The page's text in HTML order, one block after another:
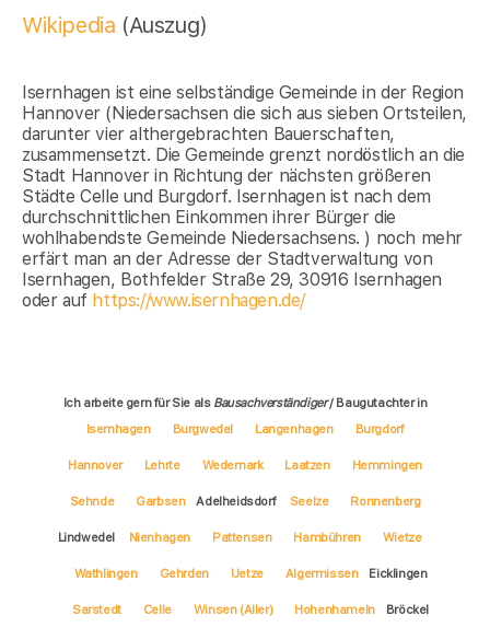
Wikipedia (Auszug)
Isernhagen ist eine selbständige Gemeinde in der Region
Hannover (Niedersachsen die sich aus sieben Ortsteilen,
darunter vier althergebrachten Bauerschaften,
zusammensetzt. Die Gemeinde grenzt nordöstlich an die
Stadt Hannover in Richtung der nächsten größeren
Städte Celle und Burgdorf. Isernhagen ist nach dem
durchschnittlichen Einkommen ihrer Bürger die
wohlhabendste Gemeinde Niedersachsens. ) noch mehr
erfärt man an der Adresse der Stadtverwaltung von
Isernhagen, Bothfelder Straße 29, 30916 Isernhagen
oder auf https://www.isernhagen.de/
Ich arbeite gern für Sie als Bausachverständiger/ Baugutachter in
Isernhagen
Burgwedel Langenhagen Burgdorf
Hannover Lehrte Wedemark Laatzen Hemmingen
Sehnde Garbsen Adelheidsdorf Seelze Ronnenberg
Lindwedel Nienhagen Pattensen Hambühren Wietze
Wathlingen Gehrden Uetze Algermissen Eicklingen
Sarstedt Celle Winsen (Aller) Hohenhameln Bröckel